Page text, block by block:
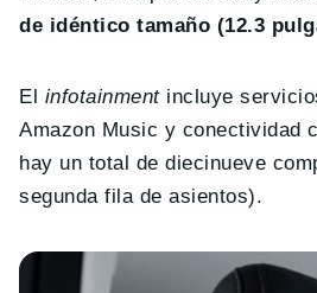
de idéntico tamaño (12.3
El infotainmentincluye
Amazon Music y conectividad
hay un total de diecinueve
segunda fila de asientos).